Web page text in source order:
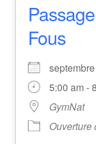
Fous
5:00 am -
GymNat
Ouverture